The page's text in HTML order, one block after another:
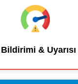
& Uyarısı